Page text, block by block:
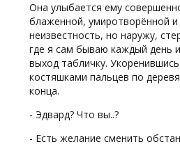
Она улыбается ему
блаженной, умиротворённой
неизвестность, но наружу,
где я сам бываю каждый день
выход табличку.
костяшками пальцев по
конца.
- Эдвард? Что вы..?
- Есть желание сменить